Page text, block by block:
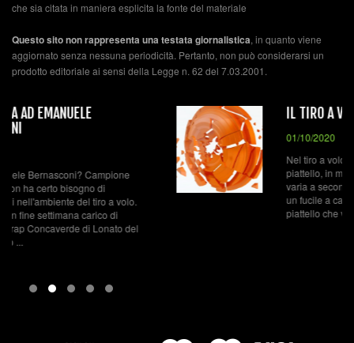
che sia citata in maniera esplicita la fonte del materiale
Questo sito non rappresenta una testata giornalistica, in quanto viene
aggiornato senza nessuna periodicità. Pertanto, non può considerarsi un
prodotto editoriale ai sensi della Legge n. 62 del 7.03.2001.
IL TIRO A VOLO
01/10/2020
Nel tiro a volo bisogna colpire un bersaglio, il
piattello, in movimento da una distanza che
varia a seconda della specialità. Si spara con
un fucile a canna liscia e si cerca di colpire il